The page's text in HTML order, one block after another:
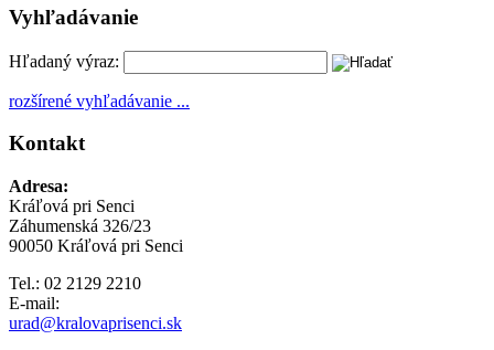
Vyhľadávanie
Hľadaný výraz:
rozšírené vyhľadávanie ...
Kontakt
Adresa:
Kráľová pri Senci
Záhumenská 326/23
90050 Kráľová pri Senci
Tel.: 02 2129 2210
E-mail:
urad@kralovaprisenci.sk